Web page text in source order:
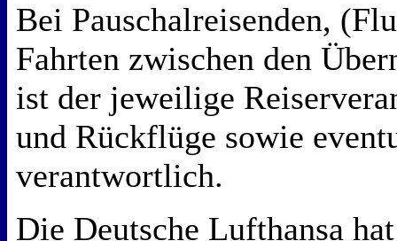
Bei Pauschalreisenden,
Fahrten zwischen den
ist der jeweilige
und Rückflüge sowie
verantwortlich.
Die Deutsche Lufthansa